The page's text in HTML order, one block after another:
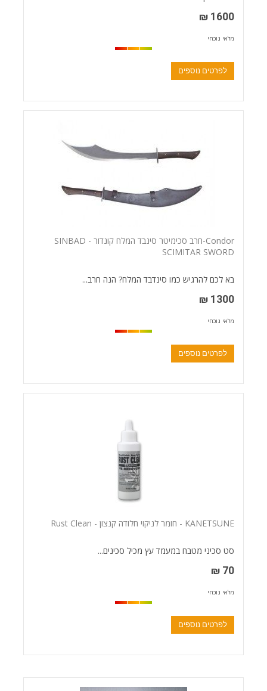
1600 ₪
מלאי נוכחי
לפרטים נוספים
Condor-חרב סכימיטר סינבד המלח קונדור - SINBAD
SCIMITAR SWORD
בא לכם להרגיש כמו סינדבד המלח? הנה חרב...
1300 ₪
מלאי נוכחי
לפרטים נוספים
KANETSUNE - חומר לניקוי חלודה קנצון - Rust Clean
סט סכיני מטבח במעמד עץ מכיל סכינים...
70 ₪
מלאי נוכחי
לפרטים נוספים